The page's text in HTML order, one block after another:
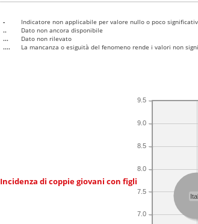
-
Indicatore non applicabile per valore nullo o poco
..
Dato non ancora disponibile
...
Dato non rilevato
....
La mancanza o esiguità del fenomeno rende i valori non
Incidenza di coppie giovani con figli
7.0
7.5
8.0
8.5
9.0
9.5